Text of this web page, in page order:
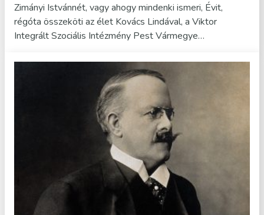
Zimányi Istvánnét, vagy ahogy mindenki ismeri, Évit,
régóta összeköti az élet Kovács Lindával, a Viktor
Integrált Szociális Intézmény Pest Vármegye…